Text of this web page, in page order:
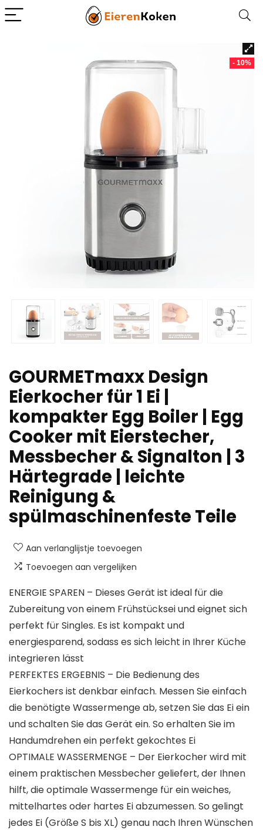
- 10%
GOURMETmaxx Design
Eierkocher für 1 Ei |
kompakter Egg Boiler | Egg
Cooker mit Eierstecher,
Messbecher & Signalton | 3
Härtegrade | leichte
Reinigung &
spülmaschinenfeste Teile
Aan verlanglijstje toevoegen
Toevoegen aan vergelijken
ENERGIE SPAREN – Dieses Gerät ist ideal für die
Zubereitung von einem Frühstücksei und eignet sich
perfekt für Singles. Es ist kompakt und
energiesparend, sodass es sich leicht in Ihrer Küche
integrieren lässt
PERFEKTES ERGEBNIS – Die Bedienung des
Eierkochers ist denkbar einfach. Messen Sie einfach
die benötigte Wassermenge ab, setzen Sie das Ei ein
und schalten Sie das Gerät ein. So erhalten Sie im
Handumdrehen ein perfekt gekochtes Ei
OPTIMALE WASSERMENGE – Der Eierkocher wird mit
einem praktischen Messbecher geliefert, der Ihnen
hilft, die optimale Wassermenge für ein weiches,
mittelhartes oder hartes Ei abzumessen. So gelingt
jedes Ei (Größe S bis XL) genau nach Ihren Wünschen